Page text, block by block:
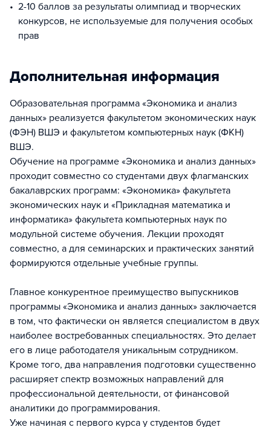
2-10 баллов за результаты олимпиад и творческих
конкурсов, не используемые для получения особых
прав
Дополнительная информация
Образовательная программа «Экономика и анализ
данных» реализуется факультетом экономических наук
(ФЭН) ВШЭ и факультетом компьютерных наук (ФКН)
ВШЭ.
Обучение на программе «Экономика и анализ данных»
проходит совместно со студентами двух флагманских
бакалаврских программ: «Экономика» факультета
экономических наук и «Прикладная математика и
информатика» факультета компьютерных наук по
модульной системе обучения. Лекции проходят
совместно, а для семинарских и практических занятий
формируются отдельные учебные группы.
Главное конкурентное преимущество выпускников
программы «Экономика и анализ данных» заключается
в том, что фактически он является специалистом в двух
наиболее востребованных специальностях. Это делает
его в лице работодателя уникальным сотрудником.
Кроме того, два направления подготовки существенно
расширяет спектр возможных направлений для
профессиональной деятельности, от финансовой
аналитики до программирования.
Уже начиная с первого курса у студентов будет